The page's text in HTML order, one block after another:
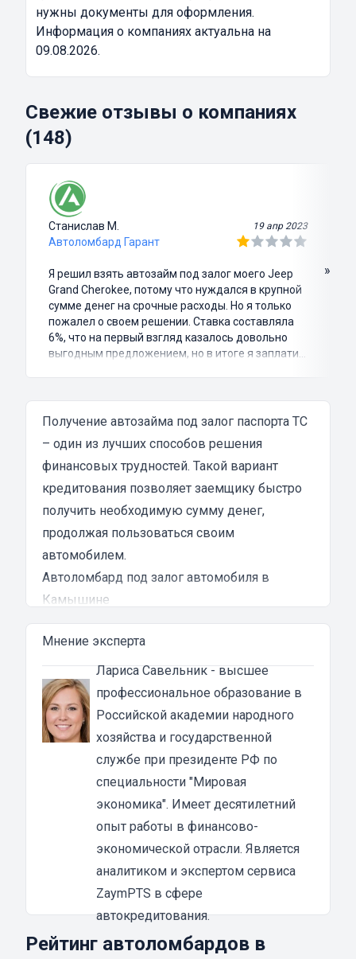
нужны документы для оформления.
Информация о компаниях актуальна на
09.08.2026.
Свежие отзывы о компаниях
(148)
Станислав М. 19 апр 2023
Автоломбард Гарант
Я решил взять автозайм под залог моего Jeep
Grand Cherokee, потому что нуждался в крупной
сумме денег на срочные расходы. Но я только
пожалел о своем решении. Ставка составляла
6%, что на первый взгляд казалось довольно
выгодным предложением, но в итоге я заплатил
затянутым и занял много времени и усилий.
Никакого профессионализма и
Разочарование и раздражение - это все, что я
испытал в результате этого кредита...
»
Получение автозайма под залог паспорта ТС
– один из лучших способов решения
финансовых трудностей. Такой вариант
кредитования позволяет заемщику быстро
получить необходимую сумму денег,
продолжая пользоваться своим
автомобилем.
Автоломбард под залог автомобиля в
Камышине
Автоломбард представляет собой кредитное
учреждение, которое выдает денежные
ссуды под залог паспорта ТС или самого
автомобиля. В роли актива в таком
ломбарде выступает машина. Сумма
автозайма зависит от марки, модели и
возраста автотранспорта. В каждом случае
она устанавливается индивидуально после
осмотра машины оценщиком и зависит от
вида кредита:
под залог ПТС {{ toponym_name }}– от 70 до
80% от рыночной стоимости машины;
под залог автомобиля– до 90% от стоимости
транспортного средства.
Если вы решили воспользоваться услугой
Мнение эксперта
Лариса Савельник- высшее
профессиональное образование в
Российской академии народного
хозяйства и государственной
службе при президенте РФ по
специальности "Мировая
экономика". Имеет десятилетний
опыт работы в финансово-
экономической отрасли. Является
аналитиком и экспертом сервиса
ZaymPTS в сфере
автокредитования.
Рейтинг автоломбардов в